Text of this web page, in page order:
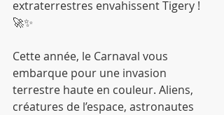
extraterrestres envahissent Tigery !
🚀✨
Cette année, le Carnaval vous
embarque pour une invasion
terrestre haute en couleur. Aliens,
créatures de l’espace, astronautes